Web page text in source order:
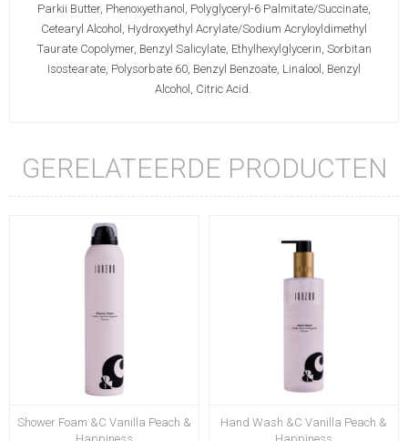
Parkii Butter, Phenoxyethanol, Polyglyceryl-6 Palmitate/Succinate,
Cetearyl Alcohol, Hydroxyethyl Acrylate/Sodium Acryloyldimethyl
Taurate Copolymer, Benzyl Salicylate, Ethylhexylglycerin, Sorbitan
Isostearate, Polysorbate 60, Benzyl Benzoate, Linalool, Benzyl
Alcohol, Citric Acid.
GERELATEERDE PRODUCTEN
Shower Foam &C Vanilla Peach &
Hand Wash &C Vanilla Peach &